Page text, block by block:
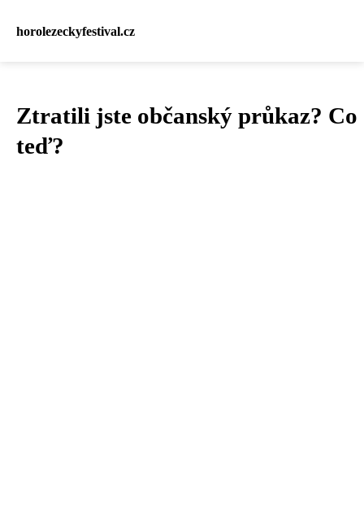
horolezeckyfestival.cz
Ztratili jste občanský průkaz? Co
teď?